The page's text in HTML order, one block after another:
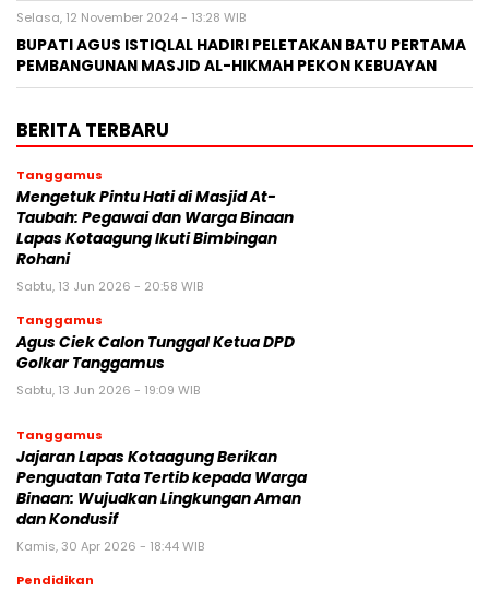
Selasa, 12 November 2024 - 13:28 WIB
BUPATI AGUS ISTIQLAL HADIRI PELETAKAN BATU PERTAMA
PEMBANGUNAN MASJID AL-HIKMAH PEKON KEBUAYAN
BERITA TERBARU
Tanggamus
Mengetuk Pintu Hati di Masjid At-
Taubah: Pegawai dan Warga Binaan
Lapas Kotaagung Ikuti Bimbingan
Rohani
Sabtu, 13 Jun 2026 - 20:58 WIB
Tanggamus
Agus Ciek Calon Tunggal Ketua DPD
Golkar Tanggamus
Sabtu, 13 Jun 2026 - 19:09 WIB
Tanggamus
Jajaran Lapas Kotaagung Berikan
Penguatan Tata Tertib kepada Warga
Binaan: Wujudkan Lingkungan Aman
dan Kondusif
Kamis, 30 Apr 2026 - 18:44 WIB
Pendidikan